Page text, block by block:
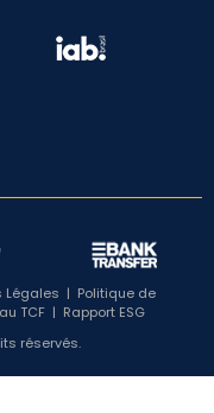
Légales | Politique de
TCF| Rapport ESG
réservés.